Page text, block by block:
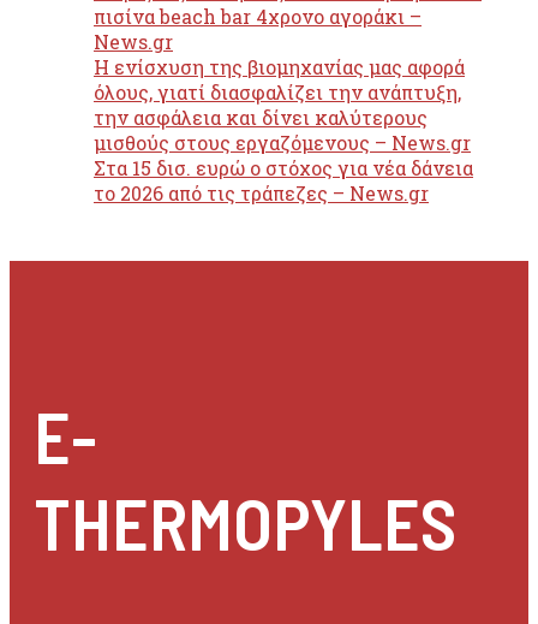
πισίνα beach bar 4χρονο αγοράκι –
News.gr
Η ενίσχυση της βιομηχανίας μας αφορά
όλους, γιατί διασφαλίζει την ανάπτυξη,
την ασφάλεια και δίνει καλύτερους
μισθούς στους εργαζόμενους – News.gr
Στα 15 δισ. ευρώ ο στόχος για νέα δάνεια
το 2026 από τις τράπεζες – News.gr
E-
THERMOPYLES